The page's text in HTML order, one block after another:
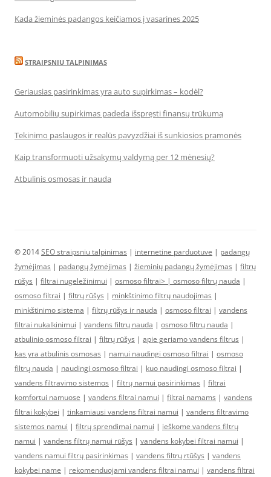
Kada žieminės padangos keičiamos į vasarines 2025
STRAIPSNIU TALPINIMAS
Geriausias pasirinkimas yra auto supirkimas – kodėl?
Automobilių supirkimas padeda išspręsti finansų trūkumą
Tekinimo paslaugos ir realūs pavyzdžiai iš sunkiosios pramonės
Kaip transformuoti užsakymų valdymą per 12 mėnesių?
Atbulinis osmosas ir nauda
© 2014SEO straipsniu talpinimas | internetine parduotuve | padangų
žymėjimas | padangų žymėjimas | žieminių padangų žymėjimas | filtrų
rūšys | filtrai nugeležinimui | osmoso filtrai> | osmoso filtrų nauda |
osmoso filtrai | filtrų rūšys | minkštinimo filtrų naudojimas |
minkštinimo sistema | filtrų rūšys ir nauda | osmoso filtrai | vandens
filtrai nukalkinimui | vandens filtrų nauda | osmoso filtrų nauda |
atbulinio osmoso filtrai | filtrų rūšys | apie geriamo vandens filtrus |
kas yra atbulinis osmosas | namui naudingi osmoso filtrai | osmoso
filtrų nauda | naudingi osmoso filtrai | kuo naudingi osmoso filtrai |
vandens filtravimo sistemos | filtrų namui pasirinkimas | filtrai
komfortui namuose | vandens filtrai namui | filtrai namams | vandens
filtrai kokybei | tinkamiausi vandens filtrai namui | vandens filtravimo
sistemos namui | filtrų sprendimai namui | ieškome vandens filtrų
namui | vandens filtrų namui rūšys | vandens kokybei filtrai namui |
vandens namui filtrų pasirinkimas | vandens filtrų rtūšys | vandens
kokybei name | rekomenduojami vandens filtrai namui | vandens filtrai